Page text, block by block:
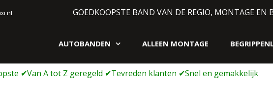
GOEDKOOPSTE BAND VAN DE REGIO, MONTAGE EN
AUTOBANDEN ALLEEN MONTAGE